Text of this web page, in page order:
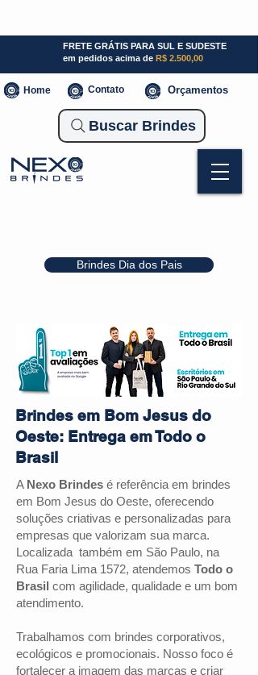
Brindes Dia dos Pais
FRETE GRÁTIS PARA SUL E SUDESTE
em pedidos acima de R$ 2.500,00
Home Contato Orçamentos
Buscar Brindes
Brindes em Bom Jesus do
Oeste: Entrega em Todo o
Brasil
A Nexo Brindes é referência em brindes
em Bom Jesus do Oeste, oferecendo
soluções criativas e personalizadas para
empresas que valorizam sua marca.
Localizada também em São Paulo, na
Rua Faria Lima 1572, atendemos Todo o
Brasil com agilidade, qualidade e um bom
atendimento.
Trabalhamos com brindes corporativos,
ecológicos e promocionais. Nosso foco é
fortalecer a imagem das marcas e criar